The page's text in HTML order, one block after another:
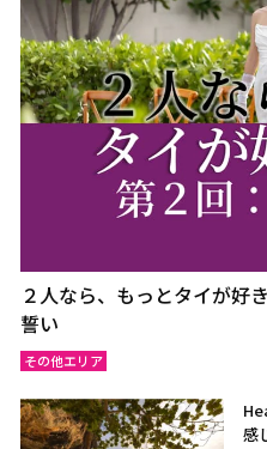
２人なら、もっとタイが好
誓い
その他エリア
感